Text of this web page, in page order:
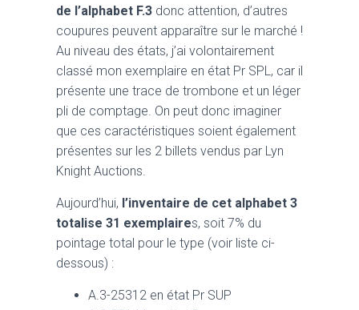
de l’alphabet F.3 donc attention, d’autres
coupures peuvent apparaître sur le marché !
Au niveau des états, j’ai volontairement
classé mon exemplaire en état Pr SPL, car il
présente une trace de trombone et un léger
pli de comptage. On peut donc imaginer
que ces caractéristiques soient également
présentes sur les 2 billets vendus par Lyn
Knight Auctions.
Aujourd’hui, l’inventaire de cet alphabet 3
totalise 31 exemplaires, soit 7% du
pointage total pour le type (voir liste ci-
dessous) :
A.3-25312 en état Pr SUP